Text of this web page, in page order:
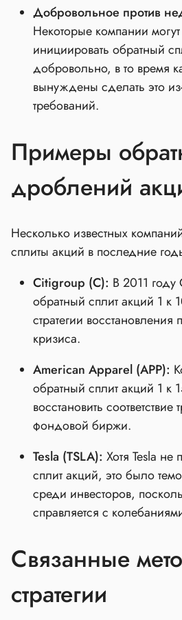
Добровольное против
Некоторые компании
инициировать обратный
добровольно, в то время
вынуждены сделать это
требований.
Примеры
дроблений
Несколько известных
сплиты акций в последние
Citigroup (C): В 2011
обратный сплит акций 1 к
стратегии
кризиса.
American Apparel (APP):
обратный сплит акций 1 к
восстановить
фондовой биржи.
Tesla (TSLA): Хотя Tesla
сплит акций, это было
среди инвесторов,
справляется с
Связанные
стратегии